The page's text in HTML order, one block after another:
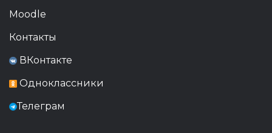
Moodle
Контакты
ВКонтакте
Одноклассники
Телеграм